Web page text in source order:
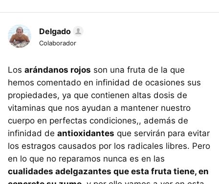
Delgado
Colaborador
Los arándanos rojos son una fruta de la que
hemos comentado en infinidad de ocasiones sus
propiedades, ya que contienen altas dosis de
vitaminas que nos ayudan a mantener nuestro
cuerpo en perfectas condiciones,, además de
infinidad de antioxidantes que servirán para evitar
los estragos causados por los radicales libres. Pero
en lo que no reparamos nunca es en las
cualidades adelgazantes que esta fruta tiene, en